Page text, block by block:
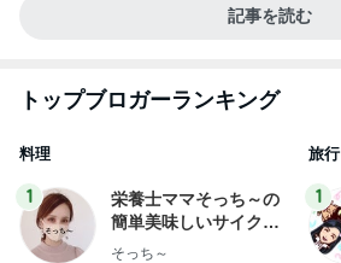
記事を読む
トップブロガーランキング
料理
1
栄養士ママそっち～の
簡単美味しいサイクル
献立
そっち～
旅行
1